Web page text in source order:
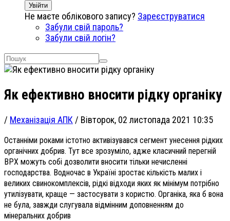
Увійти
Не маєте облікового запису? Зареєструватися
Забули свій пароль?
Забули свій логін?
Як ефективно вносити рідку органіку
/ Механізація АПК / Вівторок, 02 листопада 2021 10:35
Останніми роками істотно активізувався сегмент унесення рідких
органічних добрив. Тут все зрозуміло, адже класичний перегній
ВРХ можуть собі дозволити вносити тільки нечисленні
господарства. Водночас в Україні зростає кількість малих і
великих свинокомплексів, рідкі відходи яких як мінімум потрібно
утилізувати, краще — застосувати з користю. Органіка, яка б вона
не була, завжди слугувала відмінним доповненням до
мінеральних добрив